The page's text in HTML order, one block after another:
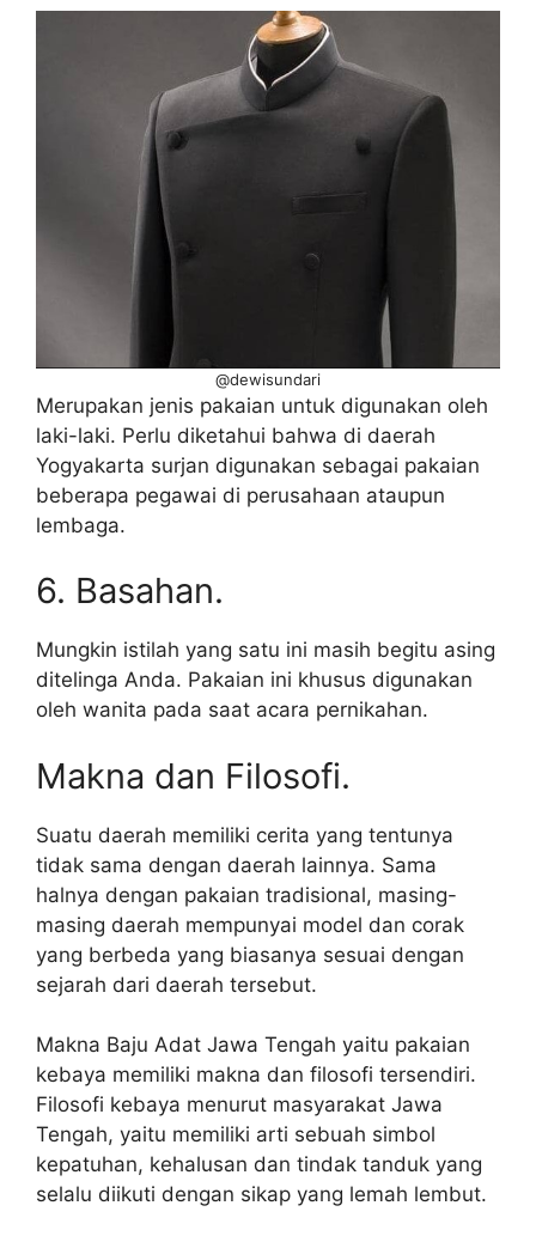
@dewisundari
Merupakan jenis pakaian untuk digunakan oleh
laki-laki. Perlu diketahui bahwa di daerah
Yogyakarta surjan digunakan sebagai pakaian
beberapa pegawai di perusahaan ataupun
lembaga.
6. Basahan.
Mungkin istilah yang satu ini masih begitu asing
ditelinga Anda. Pakaian ini khusus digunakan
oleh wanita pada saat acara pernikahan.
Makna dan Filosofi.
Suatu daerah memiliki cerita yang tentunya
tidak sama dengan daerah lainnya. Sama
halnya dengan pakaian tradisional, masing-
masing daerah mempunyai model dan corak
yang berbeda yang biasanya sesuai dengan
sejarah dari daerah tersebut.
Makna Baju Adat Jawa Tengah yaitu pakaian
kebaya memiliki makna dan filosofi tersendiri.
Filosofi kebaya menurut masyarakat Jawa
Tengah, yaitu memiliki arti sebuah simbol
kepatuhan, kehalusan dan tindak tanduk yang
selalu diikuti dengan sikap yang lemah lembut.